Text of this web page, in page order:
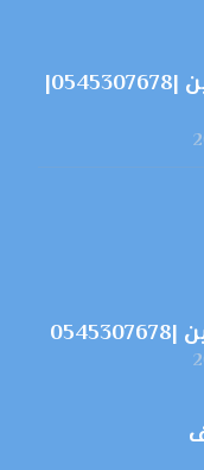
شركة مكافحة الحمام في العين |0545307678|